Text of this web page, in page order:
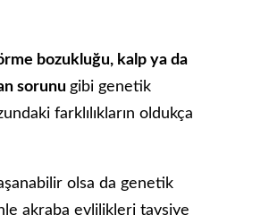
bozukluğu, kalp ya da
sorunu gibi genetik
farklılıkların oldukça
olsa da genetik
akraba evlilikleri tavsiye